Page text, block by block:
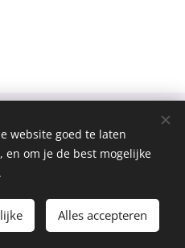
Français
website goed te laten
om je de best mogelijke
Alles accepteren